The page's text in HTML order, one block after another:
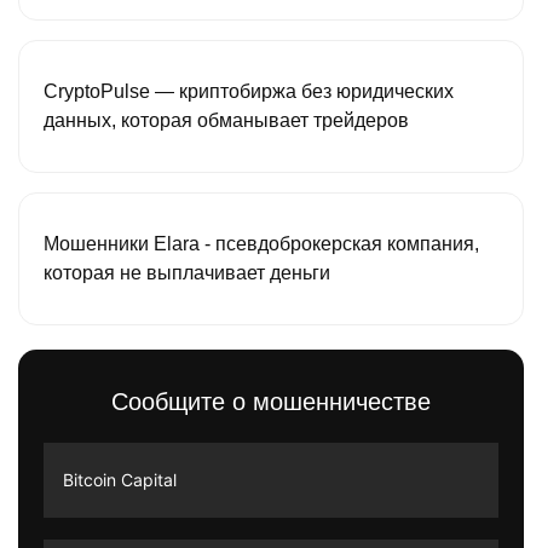
CryptoPulse — криптобиржа без юридических
данных, которая обманывает трейдеров
Мошенники Elara - псевдоброкерская компания,
которая не выплачивает деньги
Сообщите о мошенничестве